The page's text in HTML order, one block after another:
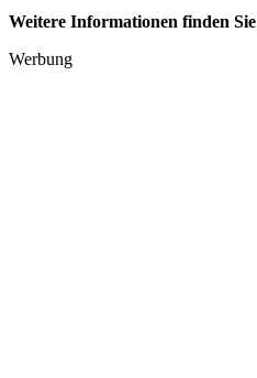
Weitere Informationen finden Sie
Werbung